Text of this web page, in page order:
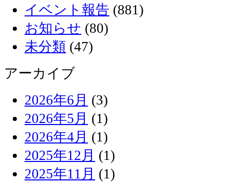
イベント報告 (881)
お知らせ (80)
未分類 (47)
アーカイブ
2026年6月 (3)
2026年5月 (1)
2026年4月 (1)
2025年12月 (1)
2025年11月 (1)